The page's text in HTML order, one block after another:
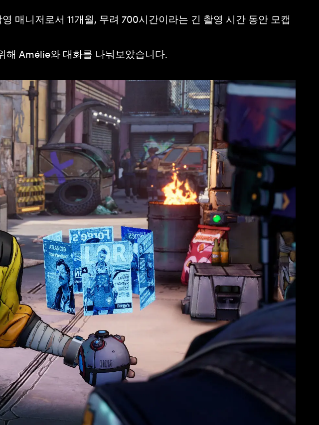
니저로서 11개월, 무려 700시간이라는 긴 촬영 시간 동안 모캡
해 Amélie와 대화를 나눠보았습니다.